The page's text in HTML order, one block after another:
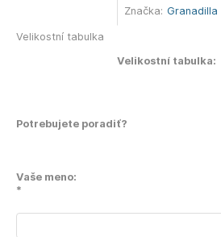
Značka: Granadilla
Velikostní tabulka
Velikostní tabulka:
Potrebujete poradiť?
Vaše meno:
*